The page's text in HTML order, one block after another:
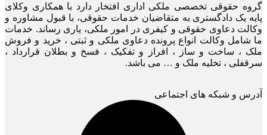
گروه حقوقی تخصصی ملکی اداری افتخار دارد با همکاری وکلای
پایه یک دادگستری به متقاضیان خدمات حقوقی، با قبول مشاوره و
وکالت دعاوی حقوقی و کیفری در امور ملکی، یاری رساند. خدمات
ما شامل وکالت انواع پرونده دعاوی ملکی و ثبتی ، خرید و فروش
ملک ، ساخت و ساز ، افراز و تفکیک ، فسخ و بطلان قرارداد ،
سرقفلی ، تخلیه ملک و … می باشد.
آدرس و شبکه های اجتماعی